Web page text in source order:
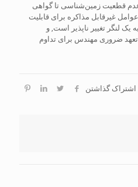
قطعیت زمین‌شناسی تا گواهی
غیرقابل مذاکره برای قابلیت
یک لنگر تغییر ناپذیر است, و
ضروری مهندس برای تداوم
اشتراک گذاشتن